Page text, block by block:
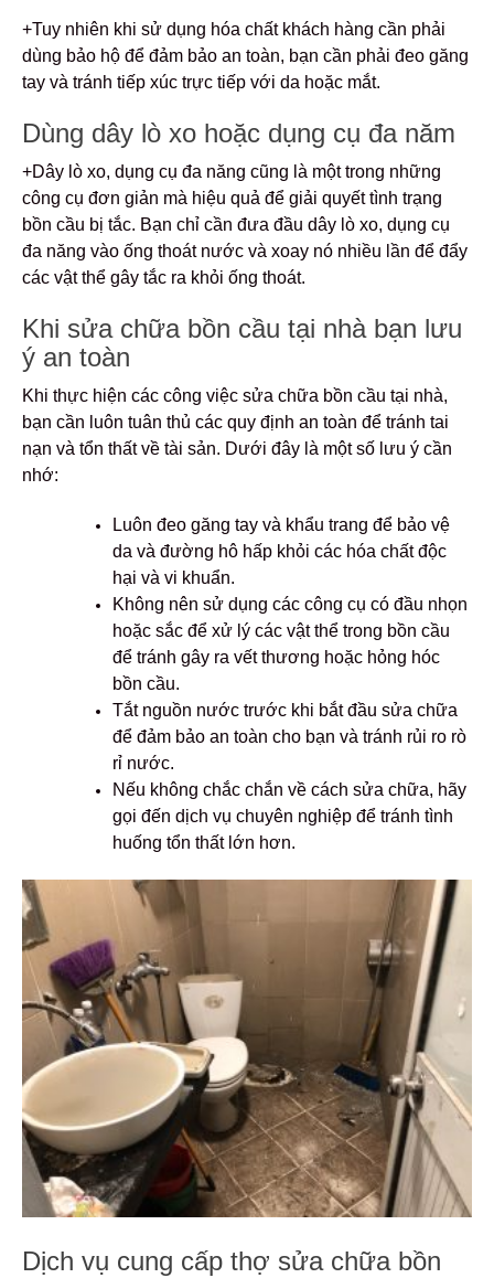
+Tuy nhiên khi sử dụng hóa chất khách hàng cần phải
dùng bảo hộ để đảm bảo an toàn, bạn cần phải đeo găng
tay và tránh tiếp xúc trực tiếp với da hoặc mắt.
Dùng dây lò xo hoặc dụng cụ đa năm
+Dây lò xo, dụng cụ đa năng cũng là một trong những
công cụ đơn giản mà hiệu quả để giải quyết tình trạng
bồn cầu bị tắc. Bạn chỉ cần đưa đầu dây lò xo, dụng cụ
đa năng vào ống thoát nước và xoay nó nhiều lần để đẩy
các vật thể gây tắc ra khỏi ống thoát.
Khi sửa chữa bồn cầu tại nhà bạn lưu
ý an toàn
Khi thực hiện các công việc sửa chữa bồn cầu tại nhà,
bạn cần luôn tuân thủ các quy định an toàn để tránh tai
nạn và tổn thất về tài sản. Dưới đây là một số lưu ý cần
nhớ:
Luôn đeo găng tay và khẩu trang để bảo vệ
da và đường hô hấp khỏi các hóa chất độc
hại và vi khuẩn.
Không nên sử dụng các công cụ có đầu nhọn
hoặc sắc để xử lý các vật thể trong bồn cầu
để tránh gây ra vết thương hoặc hỏng hóc
bồn cầu.
Tắt nguồn nước trước khi bắt đầu sửa chữa
để đảm bảo an toàn cho bạn và tránh rủi ro rò
rỉ nước.
Nếu không chắc chắn về cách sửa chữa, hãy
gọi đến dịch vụ chuyên nghiệp để tránh tình
huống tổn thất lớn hơn.
Dịch vụ cung cấp thợ sửa chữa bồn